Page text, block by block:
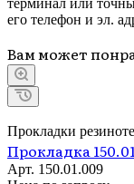
его телефон и эл.
Вам может
Прокладки
Прокладка
Арт. 150.01.009